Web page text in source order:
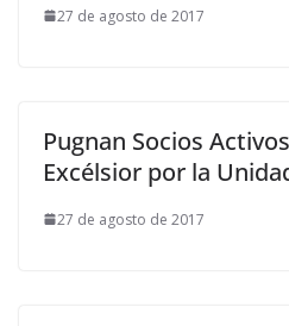
27 de agosto de 2017
Pugnan Socios
Excélsior por la
27 de agosto de 2017